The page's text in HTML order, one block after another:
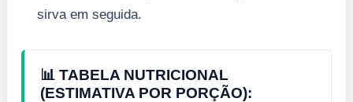
sirva em seguida.
📊 TABELA NUTRICIONAL
(ESTIMATIVA POR PORÇÃO):